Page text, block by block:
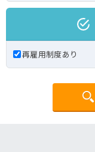
再雇用制度あり